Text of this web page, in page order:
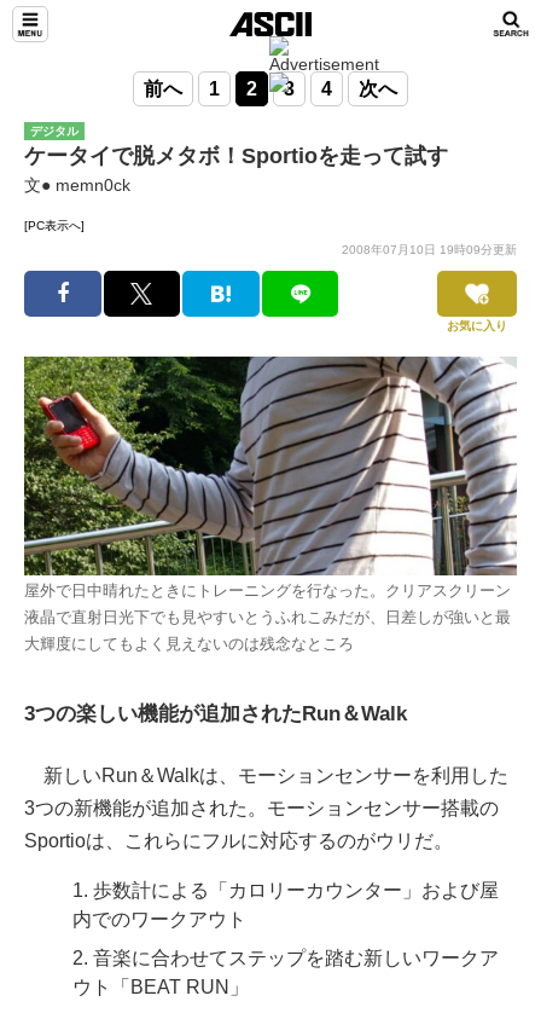
前へ 1 2 3 4 次へ
デジタル
ケータイで脱メタボ！Sportioを走って試す
文● memn0ck
[PC表示へ]
2008年07月10日 19時09分更新
お気に入り
屋外で日中晴れたときにトレーニングを行なった。クリアスクリーン
液晶で直射日光下でも見やすいとうふれこみだが、日差しが強いと最
大輝度にしてもよく見えないのは残念なところ
3つの楽しい機能が追加されたRun＆Walk
新しいRun＆Walkは、モーションセンサーを利用した
3つの新機能が追加された。モーションセンサー搭載の
Sportioは、これらにフルに対応するのがウリだ。
1. 歩数計による「カロリーカウンター」および屋
内でのワークアウト
2. 音楽に合わせてステップを踏む新しいワークア
ウト「BEAT RUN」